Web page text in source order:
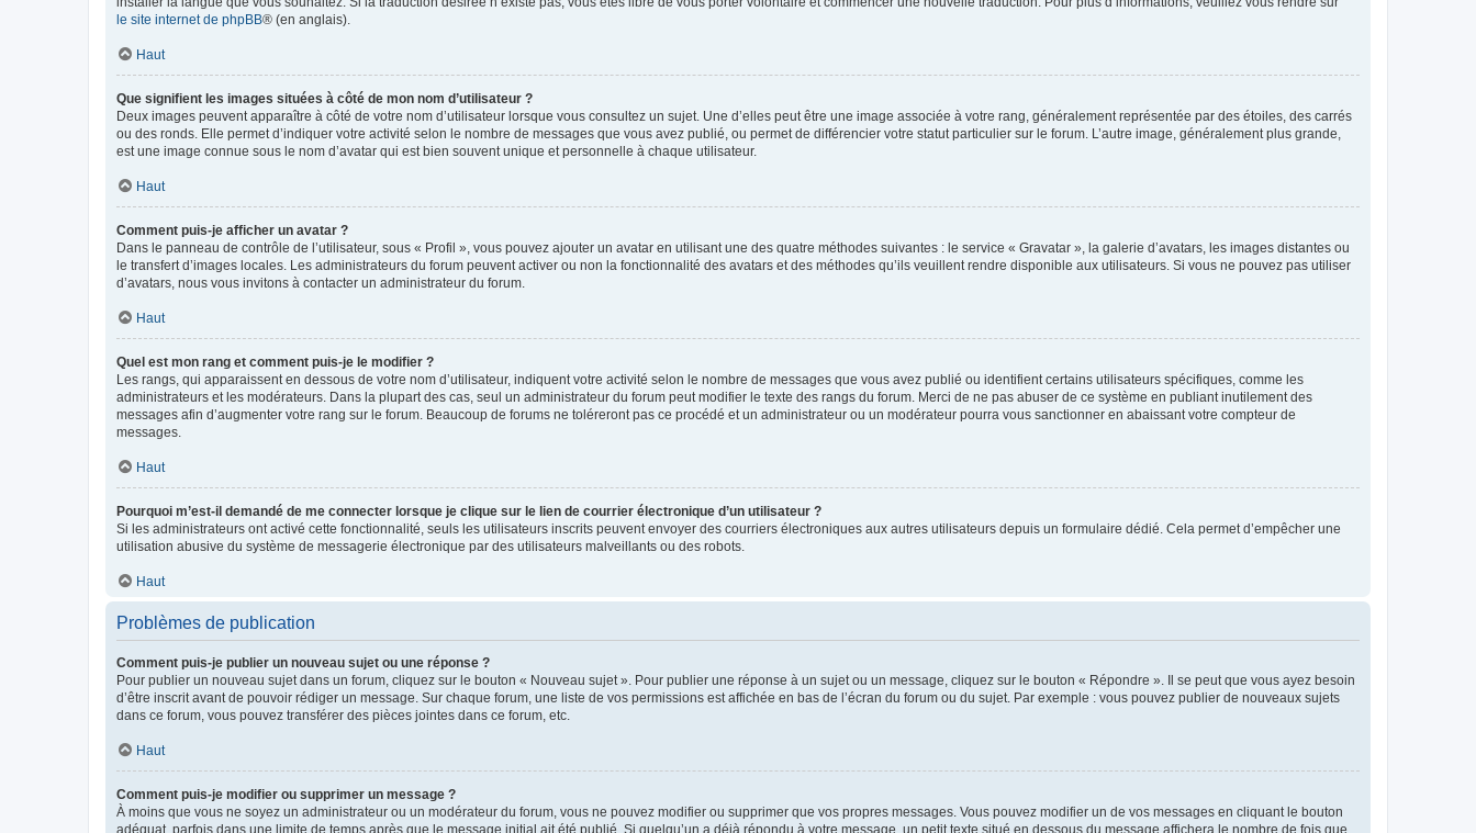
le site internet de phpBB® (en anglais).
Haut
Que signifient les images situées à côté de mon nom d’utilisateur ?
Deux images peuvent apparaître à côté de votre nom d’utilisateur lorsque vous consultez un sujet. Une d’elles peut être une image associée à votre rang, généralement représentée par des étoiles, des carrés
ou des ronds. Elle permet d’indiquer votre activité selon le nombre de messages que vous avez publié, ou permet de différencier votre statut particulier sur le forum. L’autre image, généralement plus grande,
est une image connue sous le nom d’avatar qui est bien souvent unique et personnelle à chaque utilisateur.
Haut
Comment puis-je afficher un avatar ?
Dans le panneau de contrôle de l’utilisateur, sous « Profil », vous pouvez ajouter un avatar en utilisant une des quatre méthodes suivantes : le service « Gravatar », la galerie d’avatars, les images distantes ou
le transfert d’images locales. Les administrateurs du forum peuvent activer ou non la fonctionnalité des avatars et des méthodes qu’ils veuillent rendre disponible aux utilisateurs. Si vous ne pouvez pas utiliser
d’avatars, nous vous invitons à contacter un administrateur du forum.
Haut
Quel est mon rang et comment puis-je le modifier ?
Les rangs, qui apparaissent en dessous de votre nom d’utilisateur, indiquent votre activité selon le nombre de messages que vous avez publié ou identifient certains utilisateurs spécifiques, comme les
administrateurs et les modérateurs. Dans la plupart des cas, seul un administrateur du forum peut modifier le texte des rangs du forum. Merci de ne pas abuser de ce système en publiant inutilement des
messages afin d’augmenter votre rang sur le forum. Beaucoup de forums ne toléreront pas ce procédé et un administrateur ou un modérateur pourra vous sanctionner en abaissant votre compteur de
messages.
Haut
Pourquoi m’est-il demandé de me connecter lorsque je clique sur le lien de courrier électronique d’un utilisateur ?
Si les administrateurs ont activé cette fonctionnalité, seuls les utilisateurs inscrits peuvent envoyer des courriers électroniques aux autres utilisateurs depuis un formulaire dédié. Cela permet d’empêcher une
utilisation abusive du système de messagerie électronique par des utilisateurs malveillants ou des robots.
Haut
Problèmes de publication
Comment puis-je publier un nouveau sujet ou une réponse ?
Pour publier un nouveau sujet dans un forum, cliquez sur le bouton « Nouveau sujet ». Pour publier une réponse à un sujet ou un message, cliquez sur le bouton « Répondre ». Il se peut que vous ayez besoin
d’être inscrit avant de pouvoir rédiger un message. Sur chaque forum, une liste de vos permissions est affichée en bas de l’écran du forum ou du sujet. Par exemple : vous pouvez publier de nouveaux sujets
dans ce forum, vous pouvez transférer des pièces jointes dans ce forum, etc.
Haut
Comment puis-je modifier ou supprimer un message ?
À moins que vous ne soyez un administrateur ou un modérateur du forum, vous ne pouvez modifier ou supprimer que vos propres messages. Vous pouvez modifier un de vos messages en cliquant le bouton
adéquat, parfois dans une limite de temps après que le message initial ait été publié. Si quelqu’un a déjà répondu à votre message, un petit texte situé en dessous du message affichera le nombre de fois que